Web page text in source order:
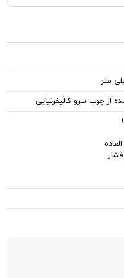
از چوب سرو کالیفرنیایی